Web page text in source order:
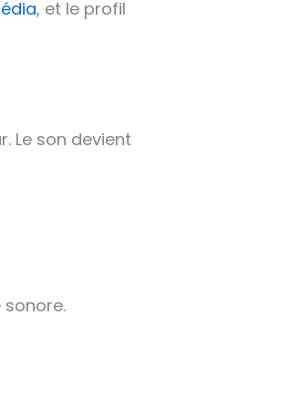
, et le profil
Le son devient
sonore.